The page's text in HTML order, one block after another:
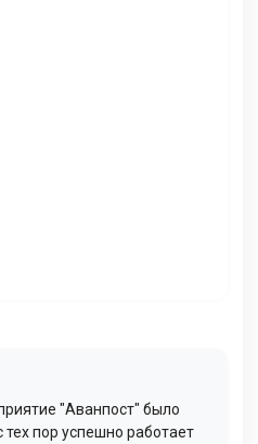
"Аванпост" было
тех пор успешно работает